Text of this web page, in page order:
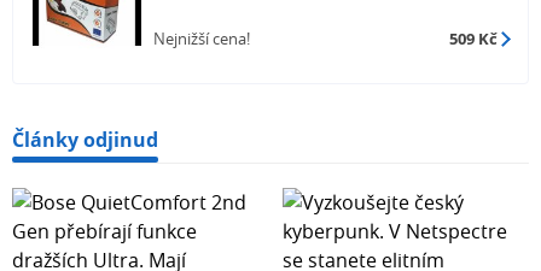
Nejnižší cena! 509 Kč
Články odjinud